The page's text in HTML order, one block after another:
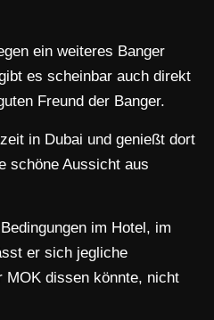
ein weiteres Banger
es scheinbar auch direkt
Freund der Banger.
in Dubai und genießt dort
schöne Aussicht aus
im Hotel, im
er sich jegliche
MOK dissen könnte, nicht